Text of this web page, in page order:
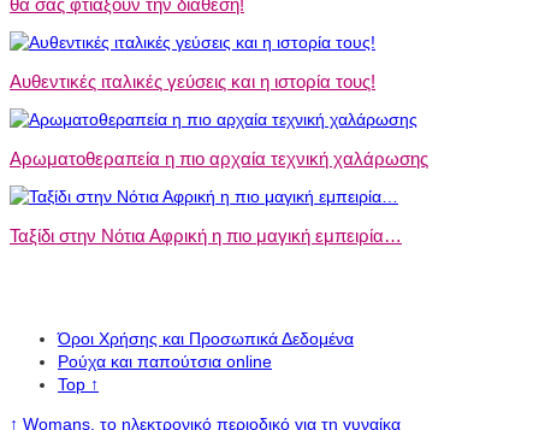
θα σας φτιάξουν την διάθεση!
Αυθεντικές ιταλικές γεύσεις και η ιστορία τους!
Αρωματοθεραπεία η πιο αρχαία τεχνική χαλάρωσης
Ταξίδι στην Νότια Αφρική η πιο μαγική εμπειρία…
Όροι Χρήσης και Προσωπικά Δεδομένα
Ρούχα και παπούτσια online
Top ↑
↑ Womans, το ηλεκτρονικό περιοδικό για τη γυναίκα